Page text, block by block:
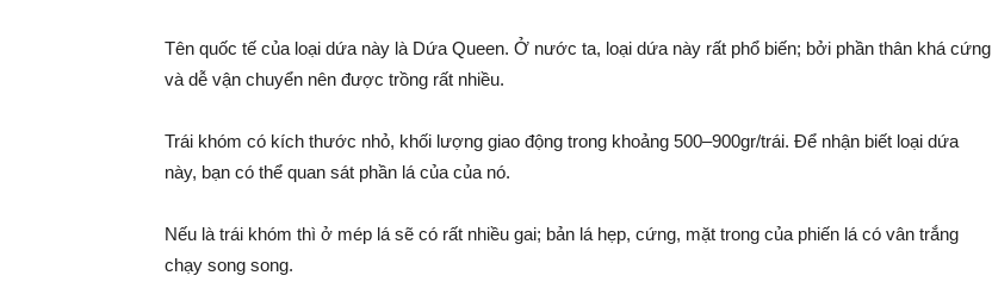
Tên quốc tế của loại dứa này là Dứa Queen. Ở nước ta, loại dứa này rất phổ biến; bởi phần thân khá cứng
và dễ vận chuyển nên được trồng rất nhiều.
Trái khóm có kích thước nhỏ, khối lượng giao động trong khoảng 500–900gr/trái. Để nhận biết loại dứa
này, bạn có thể quan sát phần lá của của nó.
Nếu là trái khóm thì ở mép lá sẽ có rất nhiều gai; bản lá hẹp, cứng, mặt trong của phiến lá có vân trắng
chạy song song.